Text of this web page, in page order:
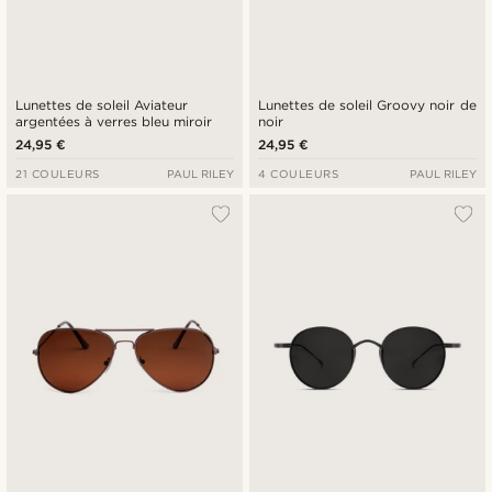
Lunettes de soleil Aviateur
argentées à verres bleu miroir
24,95 €
21 COULEURS PAUL RILEY
Lunettes de soleil Groovy noir de
noir
24,95 €
4 COULEURS PAUL RILEY